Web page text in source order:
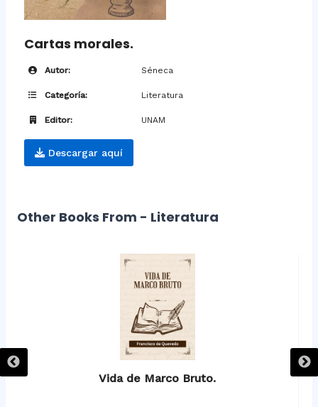
Cartas morales.
Autor: Séneca
Categoría: Literatura
Editor: UNAM
Descargar aquí
Other Books From - Literatura
Vida de Marco Bruto.